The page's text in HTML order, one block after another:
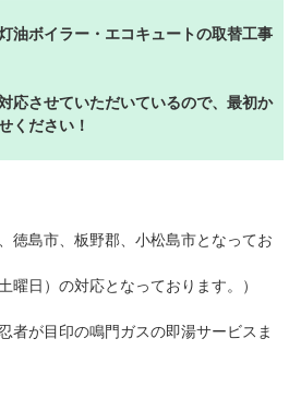
油ボイラー・エコキュートの取替工事
応させていただいているので、最初か
ください！
徳島市、板野郡、小松島市となってお
曜日）の対応となっております。）
者が目印の鳴門ガスの即湯サービスま